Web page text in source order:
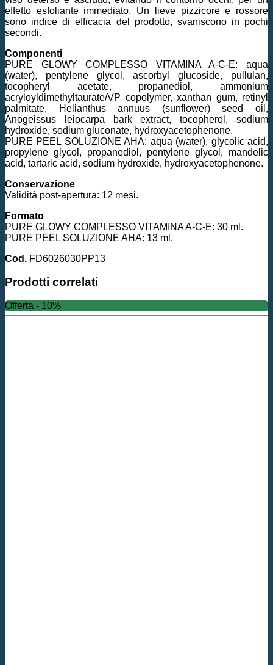
effetto esfoliante immediato. Un lieve pizzicore e rossore
sono indice di efficacia del prodotto, svaniscono in pochi
secondi.
Componenti
PURE GLOWY COMPLESSO VITAMINA A-C-E: aqua
(water), pentylene glycol, ascorbyl glucoside, pullulan,
tocopheryl acetate, propanediol, ammonium
acryloyldimethyltaurate/VP copolymer, xanthan gum, retinyl
palmitate, Helianthus annuus (sunflower) seed oil,
Anogeissus leiocarpa bark extract, tocopherol, sodium
hydroxide, sodium gluconate, hydroxyacetophenone.
PURE PEEL SOLUZIONE AHA: aqua (water), glycolic acid,
propylene glycol, propanediol, pentylene glycol, mandelic
acid, tartaric acid, sodium hydroxide, hydroxyacetophenone.
Conservazione
Validità post-apertura: 12 mesi.
Formato
PURE GLOWY COMPLESSO VITAMINA A-C-E: 30 ml.
PURE PEEL SOLUZIONE AHA: 13 ml.
Cod. FD6026030PP13
Prodotti correlati
Offerta - 10%